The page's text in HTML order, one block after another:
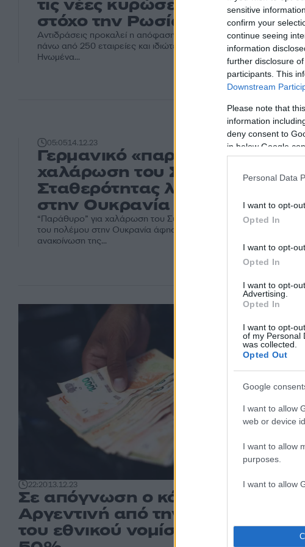
sensitive
confirm your
continue seeing
information
further disclosure
participants. This
Downstream
Please note that
information
deny consent to
in below Google
Personal Data
I want to opt-
Opted In
I want to opt-
Opted In
I want to opt-
Advertising.
Opted In
I want to opt-
of my Personal
was collected.
Opted Out
Google
I want to allow
web or device
I want to allow
purposes.
I want to allow
τις νέες κυρώσεις των ΗΠΑ με
στόχο την Ρωσία
Αντιδράσεις προκαλεί η απόφαση των ΗΠΑ για μαζικές νέες
πάνω από 250 εταιρείες και ιδιώτες στην Κίνα, την Τουρκία και τα
Ηνωμένα...
05:0514.12.23
Γερμανικό «παράθυρο» για
χαλάρωση του Συμφώνου
Σταθερότητας λόγω του
στην Ουκρανία
“Παράθυρο” για χαλάρωση του Συμφώνου Σταθερότητας της ΕΕ
του πολέμου στην Ουκρανία άφησε εμμέσως χθες (13.12.23) η
ανακοίνωση της...
22:2013.12.23
Σε απόγνωση ο κόσμος στην
Αργεντινή από την υποτίμηση
του εθνικού νομίσματος κατά